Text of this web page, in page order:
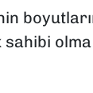
sahibi